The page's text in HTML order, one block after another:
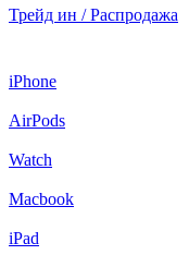
Трейд ин / Распродажа
iPhone
AirPods
Watch
Macbook
iPad